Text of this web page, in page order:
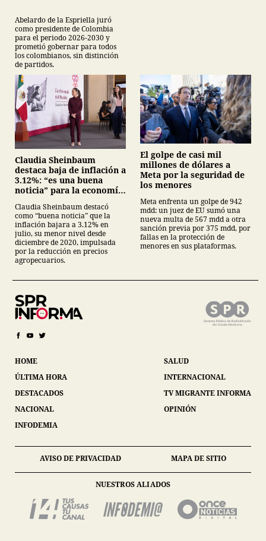
Abelardo de la Espriella juró
como presidente de Colombia
para el periodo 2026-2030 y
prometió gobernar para todos
los colombianos, sin distinción
de partidos.
Claudia Sheinbaum
destaca baja de inflación a
3.12%: “es una buena
noticia” para la economía
Claudia Sheinbaum destacó
como “buena noticia” que la
inflación bajara a 3.12% en
julio, su menor nivel desde
diciembre de 2020, impulsada
por la reducción en precios
agropecuarios.
El golpe de casi mil
millones de dólares a
Meta por la seguridad de
los menores
Meta enfrenta un golpe de 942
mdd: un juez de EU sumó una
nueva multa de 567 mdd a otra
sanción previa por 375 mdd, por
fallas en la protección de
menores en sus plataformas.
HOME
ÚLTIMA HORA
DESTACADOS
NACIONAL
INFODEMIA
SALUD
INTERNACIONAL
TV MIGRANTE INFORMA
OPINIÓN
AVISO DE PRIVACIDAD MAPA DE SITIO
NUESTROS ALIADOS